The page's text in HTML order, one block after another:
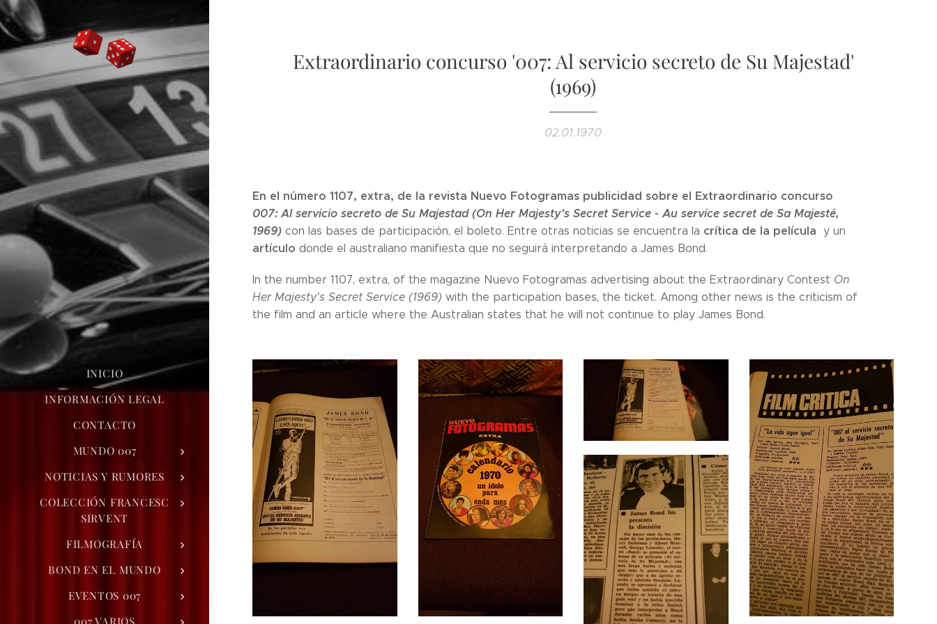
INICIO
INFORMACIÓN LEGAL
CONTACTO
MUNDO 007
NOTICIAS Y RUMORES
COLECCIÓN FRANCESC
SIRVENT
FILMOGRAFÍA
BOND EN EL MUNDO
EVENTOS 007
007 VARIOS
Extraordinario concurso '007: Al servicio secreto de Su Majestad'
(1969)
02.01.1970
En el número 1107, extra, de la revista Nuevo Fotogramas publicidad sobre el Extraordinario concurso
007: Al servicio secreto de Su Majestad (On Her Majesty's Secret Service - Au service secret de Sa Majesté,
1969) con las bases de participación, el boleto. Entre otras noticias se encuentra la crítica de la película y un
artículo donde el australiano manifiesta que no seguirá interpretando a James Bond.
In the number 1107, extra, of the magazine Nuevo Fotogramas advertising about the Extraordinary Contest On
Her Majesty's Secret Service (1969) with the participation bases, the ticket. Among other news is the criticism of
the film and an article where the Australian states that he will not continue to play James Bond.